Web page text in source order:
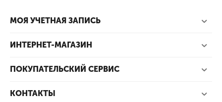
МОЯ УЧЕТНАЯ ЗАПИСЬ
ИНТЕРНЕТ-МАГАЗИН
ПОКУПАТЕЛЬСКИЙ СЕРВИС
КОНТАКТЫ